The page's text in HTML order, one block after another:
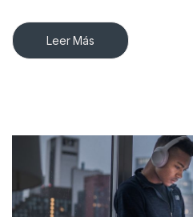
Leer Más